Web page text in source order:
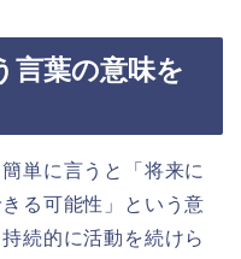
言葉の意味を
単に言うと「将来に
る可能性」という意
続的に活動を続けら